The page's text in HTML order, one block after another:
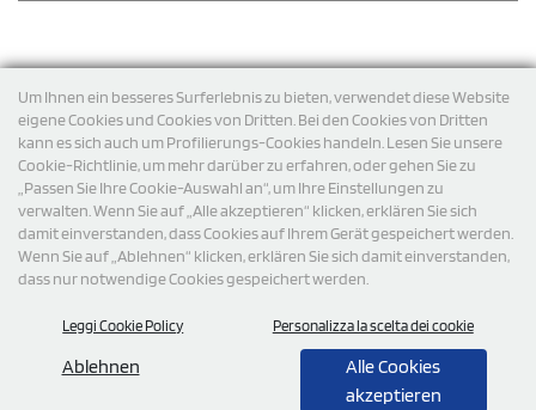
Um Ihnen ein besseres Surferlebnis zu bieten, verwendet diese Website
eigene Cookies und Cookies von Dritten. Bei den Cookies von Dritten
kann es sich auch um Profilierungs-Cookies handeln. Lesen Sie unsere
Cookie-Richtlinie, um mehr darüber zu erfahren, oder gehen Sie zu
„Passen Sie Ihre Cookie-Auswahl an“, um Ihre Einstellungen zu
verwalten. Wenn Sie auf „Alle akzeptieren“ klicken, erklären Sie sich
damit einverstanden, dass Cookies auf Ihrem Gerät gespeichert werden.
Wenn Sie auf „Ablehnen“ klicken, erklären Sie sich damit einverstanden,
dass nur notwendige Cookies gespeichert werden.
Leggi Cookie Policy Personalizza la scelta dei cookie
Ablehnen
Alle Cookies
akzeptieren
Versand
© 2026 StampaSi s.r.l. ALLE RECHTE SIND VORBEHALTEN -
Steuernummer DE356463144